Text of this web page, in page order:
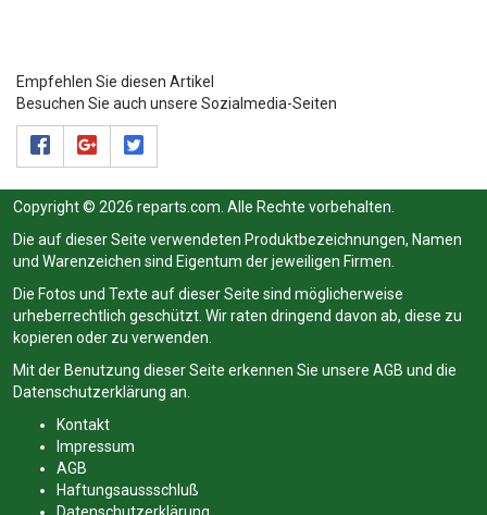
Empfehlen Sie diesen Artikel
Besuchen Sie auch unsere Sozialmedia-Seiten
Copyright © 2026 reparts.com. Alle Rechte vorbehalten.
Die auf dieser Seite verwendeten Produktbezeichnungen, Namen
und Warenzeichen sind Eigentum der jeweiligen Firmen.
Die Fotos und Texte auf dieser Seite sind möglicherweise
urheberrechtlich geschützt. Wir raten dringend davon ab, diese zu
kopieren oder zu verwenden.
Mit der Benutzung dieser Seite erkennen Sie unsere AGB und die
Datenschutzerklärung an.
Kontakt
Impressum
AGB
Haftungsaussschluß